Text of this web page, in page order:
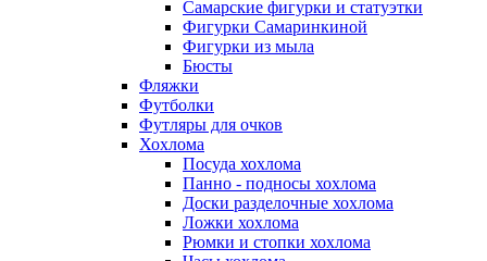
Самарские фигурки и статуэтки
Фигурки Самаринкиной
Фигурки из мыла
Бюсты
Фляжки
Футболки
Футляры для очков
Хохлома
Посуда хохлома
Панно - подносы хохлома
Доски разделочные хохлома
Ложки хохлома
Рюмки и стопки хохлома